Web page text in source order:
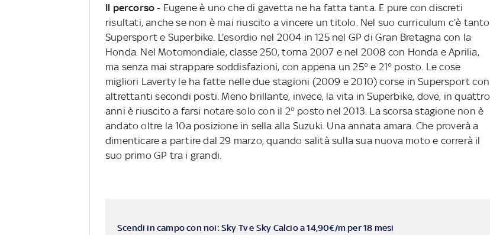
Il percorso - Eugene è uno che di gavetta ne ha fatta tanta. E pure con discreti
risultati, anche se non è mai riuscito a vincere un titolo. Nel suo curriculum c’è tanto
Supersport e Superbike. L’esordio nel 2004 in 125 nel GP di Gran Bretagna con la
Honda. Nel Motomondiale, classe 250, torna 2007 e nel 2008 con Honda e Aprilia,
ma senza mai strappare soddisfazioni, con appena un 25° e 21° posto. Le cose
migliori Laverty le ha fatte nelle due stagioni (2009 e 2010) corse in Supersport con
altrettanti secondi posti. Meno brillante, invece, la vita in Superbike, dove, in quattro
anni è riuscito a farsi notare solo con il 2° posto nel 2013. La scorsa stagione non è
andato oltre la 10a posizione in sella alla Suzuki. Una annata amara. Che proverà a
dimenticare a partire dal 29 marzo, quando salità sulla sua nuova moto e correrà il
suo primo GP tra i grandi.
Scendi in campo con noi: Sky Tv e Sky Calcio a 14,90€/m per 18 mesi